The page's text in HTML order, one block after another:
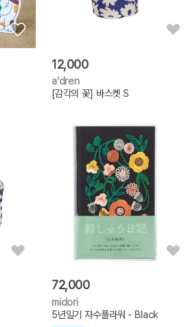
12,000
a'dren
[감각의 꽃] 바스켓 S
72,000
midori
5년일기 자수플라워 - Black